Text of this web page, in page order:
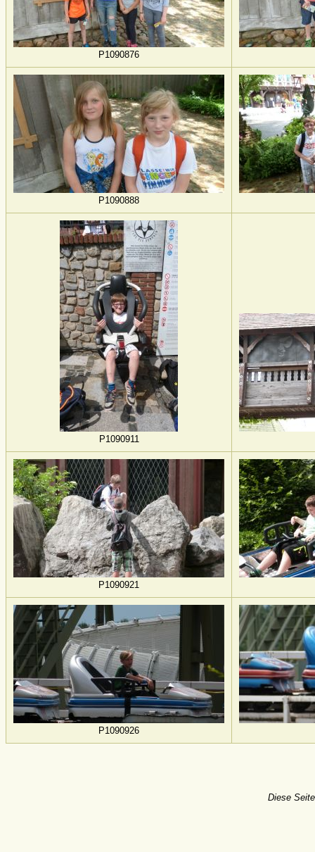
P1090876
P1090888
P1090911
P1090921
P1090926
Diese